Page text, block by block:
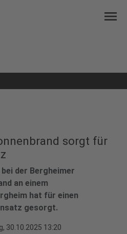
menu
sorgt für
der Bergheimer
an einem
hat für einen
gesorgt.
30.10.2025 13:20